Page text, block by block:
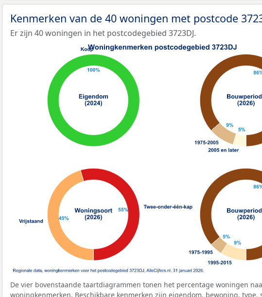
Kenmerken van de 40 woningen met postcode
Er zijn 40 woningen in het postcodegebied 3723DJ.
De vier bovenstaande taartdiagrammen tonen het percentage woningen
woningkenmerken. Beschikbare kenmerken zijn eigendom, bewoning, type,